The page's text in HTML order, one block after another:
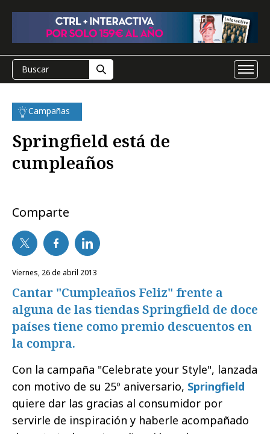
Campañas
Springfield está de
cumpleaños
Comparte
viernes, 26 de abril 2013
Cantar "Cumpleaños Feliz" frente a
alguna de las tiendas Springfield de doce
países tiene como premio descuentos en
la compra.
Con la campaña "Celebrate your Style", lanzada
con motivo de su 25º aniversario, Springfield
quiere dar las gracias al consumidor por
servirle de inspiración y haberle acompañado